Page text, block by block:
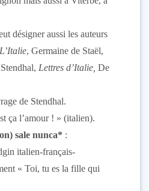
désigner aussi les auteurs
, Germaine de Staël,
Lettres d’Italie, De
de Stendhal.
ça l’amour ! » (italien).
sale nunca* :
italien-français-
« Toi, tu es la fille qui